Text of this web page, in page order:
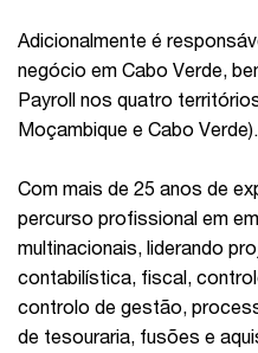
Adicionalmente é
negócio em Cabo Verde,
Payroll nos quatro
Moçambique e Cabo Verde).
Com mais de 25 anos de
percurso profissional em
multinacionais, liderando
contabilística, fiscal,
controlo de gestão,
de tesouraria, fusões e